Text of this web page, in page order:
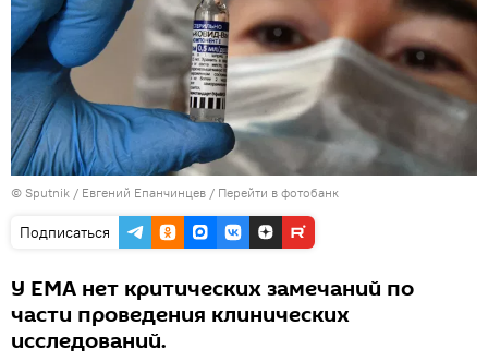
© Sputnik / Евгений Епанчинцев / Перейти в фотобанк
Подписаться
У ЕМА нет критических замечаний по
части проведения клинических
исследований.